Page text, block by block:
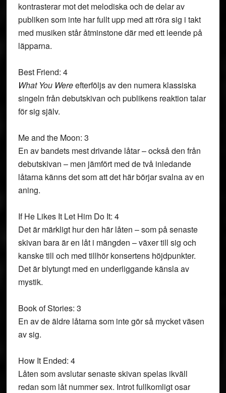
kontrasterar mot det melodiska och de delar av
publiken som inte har fullt upp med att röra sig i takt
med musiken står åtminstone där med ett leende på
läpparna.
Best Friend: 4
What You Wereefterföljs av den numera klassiska
singeln från debutskivan och publikens reaktion talar
för sig själv.
Me and the Moon: 3
En av bandets mest drivande låtar – också den från
debutskivan – men jämfört med de två inledande
låtarna känns det som att det här börjar svalna av en
aning.
If He Likes It Let Him Do It: 4
Det är märkligt hur den här låten – som på senaste
skivan bara är en låt i mängden – växer till sig och
kanske till och med tillhör konsertens höjdpunkter.
Det är blytungt med en underliggande känsla av
mystik.
Book of Stories: 3
En av de äldre låtarna som inte gör så mycket väsen
av sig.
How It Ended: 4
Låten som avslutar senaste skivan spelas ikväll
redan som låt nummer sex. Introt fullkomligt osar